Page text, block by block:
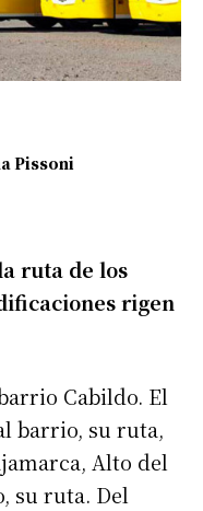
Pissoni
ruta de los
rigen
Cabildo. El
barrio, su ruta,
Alto del
su ruta. Del